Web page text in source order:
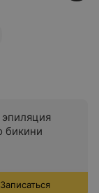
бикини
Записаться